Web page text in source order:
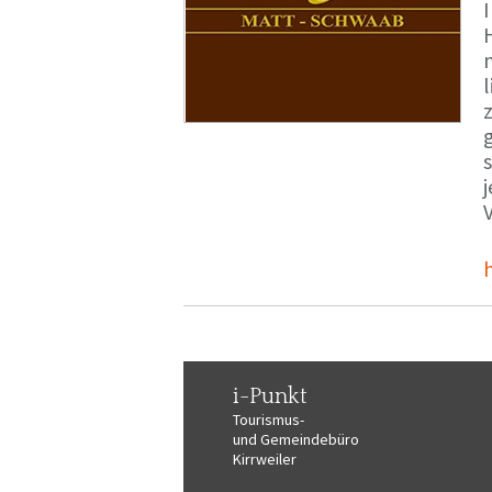
i-Punkt
Tourismus-
und Gemeindebüro
Kirrweiler